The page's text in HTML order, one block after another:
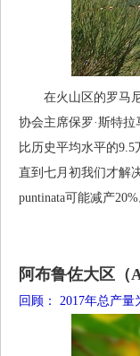
在火山区的罗马尼
协会主席保罗·斯特
比历史平均水平的
直到七月初我们才解
puntinata可能减产
阿布鲁佐大区（
回顾： 2017年总产量